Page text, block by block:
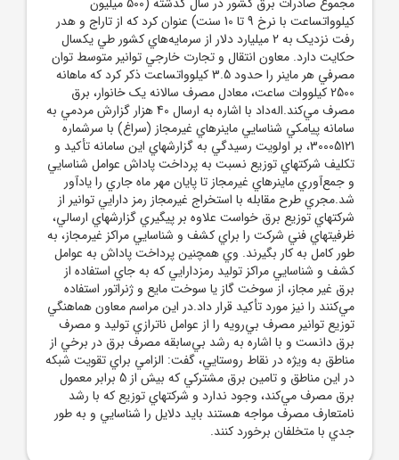
کيلوواتساعت با نرخ 9 تا 10 سنت) عنوان کرد که از تاراج و هدر
رفت نزديک به 2 ميليارد دلار از سرمايه‌هاي کشور طي يکسال
حکايت دارد. معاون انتقال و تجارت خارجي توانير متوسط توان
مصرفي هر ماينر را حدود 3.5 کيلوواتساعت ذکر کرد که ماهانه
2500 کيلووات ساعت، معادل مصرف سالانه يک خانوار، برق
مصرف مي‌کند.اله‌داد با اشاره به ارسال 40 هزار گزارش مردمي به
سامانه پيامکي شناسايي ماينرهاي غيرمجاز (سراغ) با سرشماره
30005121، بر اولويت رسيدگي به گزارشهاي اين سامانه تأکيد و
تکليف شرکتهاي توزيع نسبت به پرداخت پاداش عوامل شناسايي
و جمع‌آوري ماينرهاي غيرمجاز تا پايان مهر ماه جاري را يادآور
شد.مجري طرح مقابله با استخراج غيرمجاز رمز دارايي توانير از
شرکتهاي توزيع برق خواست علاوه بر پيگيري گزارشهاي ارسالي،
ظرفيتهاي فني شرکت را براي کشف و شناسايي مراکز غيرمجاز، به
طور کامل به کار بگيرند. وي همچنين پرداخت پاداش به عوامل
کشف و شناسايي مراکز توليد رمزدارايي که به جاي استفاده از
برق غير مجاز، از سوخت گاز يا سوخت مايع و ژنراتور استفاده
مي‌کنند را نيز مورد تأکيد قرار داد.در اين مراسم معاون هماهنگي
توزيع توانير مصرف بي‌رويه را از عوامل ناترازي توليد و مصرف
برق دانست و با اشاره به رشد بي‌سابقه مصرف برق در برخي از
مناطق به ويژه در نقاط روستايي، گفت: الزامي براي تقويت شبکه
در اين مناطق و تامين برق مشترکي که بيش از 5 برابر معمول
برق مصرف مي‌کند، وجود ندارد و شرکتهاي توزيع که با رشد
نامتعارف مصرف مواجه هستند بايد دلايل را شناسايي و به طور
جدي با متخلفان برخورد کنند.